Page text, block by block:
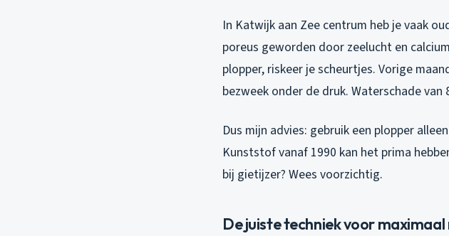
In Katwijk aan Zee centrum heb je vaak
poreus geworden door zeelucht en
plopper, riskeer je scheurtjes. Vorige
bezweek onder de druk. Waterschade van
Dus mijn advies: gebruik een plopper
Kunststof vanaf 1990 kan het prima
bij gietijzer? Wees voorzichtig.
De juiste techniek voor